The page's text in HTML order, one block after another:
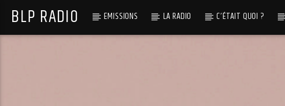
BLP RADIO EMISSIONS LA RADIO C’ÉTAIT QUOI ?